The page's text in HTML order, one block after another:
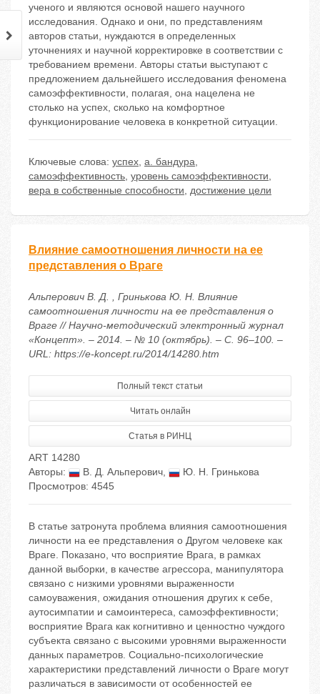
ученого и являются основой нашего научного
исследования. Однако и они, по представлениям
авторов статьи, нуждаются в определенных
уточнениях и научной корректировке в соответствии с
требованием времени. Авторы статьи выступают с
предложением дальнейшего исследования феномена
самоэффективности, полагая, она нацелена не
столько на успех, сколько на комфортное
функционирование человека в конкретной ситуации.
Ключевые слова: успех, а. бандура,
самоэффективность, уровень самоэффективности,
вера в собственные способности, достижение цели
Влияние самоотношения личности на ее
представления о Враге
Альперович В. Д. , Гринькова Ю. Н. Влияние
самоотношения личности на ее представления о
Враге // Научно-методический электронный журнал
«Концепт». – 2014. – № 10 (октябрь). – С. 96–100. –
URL: https://e-koncept.ru/2014/14280.htm
Полный текст статьи
Читать онлайн
Статья в РИНЦ
ART 14280
Авторы:
В. Д. Альперович,
Ю. Н. Гринькова
Просмотров: 4545
В статье затронута проблема влияния самоотношения
личности на ее представления о Другом человеке как
Враге. Показано, что восприятие Врага, в рамках
данной выборки, в качестве агрессора, манипулятора
связано с низкими уровнями выраженности
самоуважения, ожидания отношения других к себе,
аутосимпатии и самоинтереса, самоэффективности;
восприятие Врага как когнитивно и ценностно чуждого
субъекта связано с высокими уровнями выраженности
данных параметров. Социально-психологические
характеристики представлений личности о Враге могут
различаться в зависимости от особенностей ее